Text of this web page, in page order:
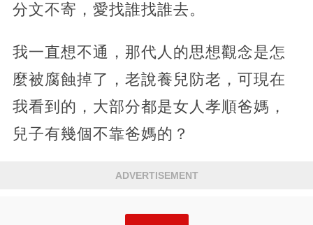
分文不寄，愛找誰找誰去。
我一直想不通，那代人的思想觀念是怎
麼被腐蝕掉了，老說養兒防老，可現在
我看到的，大部分都是女人孝順爸媽，
兒子有幾個不靠爸媽的？
ADVERTISEMENT